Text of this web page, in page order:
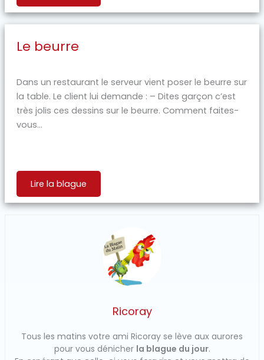
Le beurre
Dans un restaurant le serveur vient poser le beurre sur
la table. Le client lui demande : – Dites garçon c’est
très jolis ces dessins sur le beurre. Comment faites-
vous...
Lire la blague
Ricoray
Tous les matins votre ami Ricoray se lève aux aurores
pour vous dénicher la blague du jour.